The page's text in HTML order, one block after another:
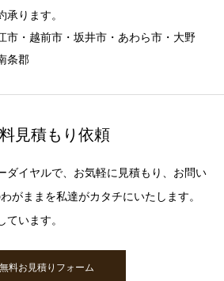
ります。
市・越前市・坂井市・あわら市・大野
条郡
見積もり依頼
ダイヤルで、お気軽に見積もり、お問い
ままを私達がカタチにいたします。
います。
無料お見積りフォーム